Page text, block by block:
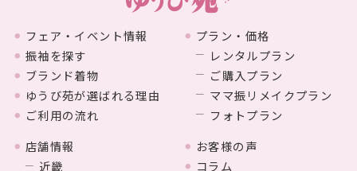
フェア・イベント情報
振袖を探す
ブランド着物
ゆうび苑が選ばれる理由
ご利用の流れ
プラン・価格
レンタルプラン
ご購入プラン
ママ振リメイクプラン
フォトプラン
店舗情報
近畿
お客様の声
コラム